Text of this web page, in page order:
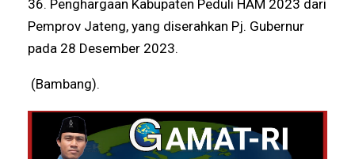
36. Penghargaan Kabupaten Peduli HAM 2023 dari
Pemprov Jateng, yang diserahkan Pj. Gubernur
pada 28 Desember 2023.
(Bambang).